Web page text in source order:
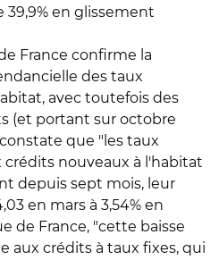
39,9% en glissement
France confirme la
des taux
avec toutefois des
(et portant sur octobre
que "les taux
nouveaux à l'habitat
depuis sept mois, leur
en mars à 3,54% en
de France, "cette baisse
aux crédits à taux fixes, qui